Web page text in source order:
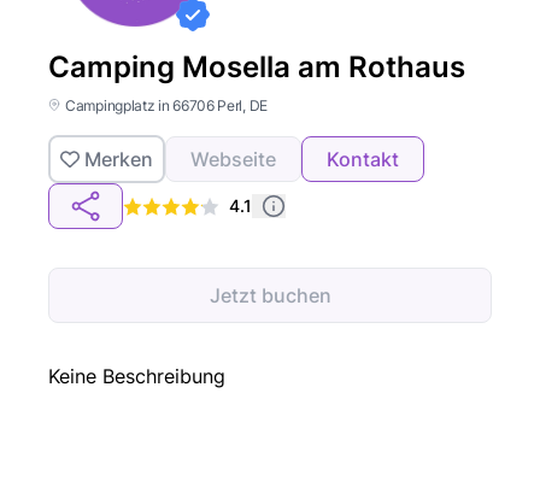
Camping Mosella am Rothaus
Campingplatz in 66706 Perl, DE
Merken Webseite Kontakt
4.1
Jetzt buchen
Keine Beschreibung